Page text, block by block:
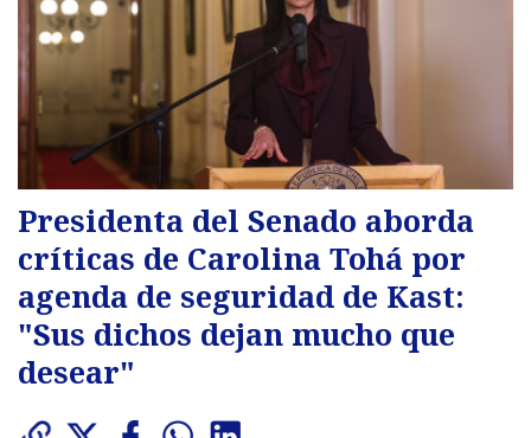
Presidenta del Senado aborda
críticas de Carolina Tohá por
agenda de seguridad de Kast:
"Sus dichos dejan mucho que
desear"